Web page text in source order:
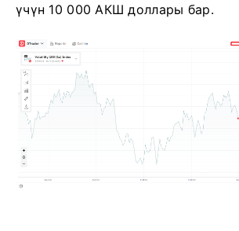
үчүн 10 000 АКШ доллары бар.